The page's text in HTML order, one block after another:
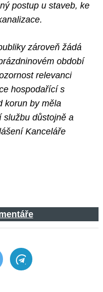
postup u staveb, ke
zároveň žádá
období
relevanci
hospodařící s
korun by měla
službu důstojně a
Kanceláře
Telegram